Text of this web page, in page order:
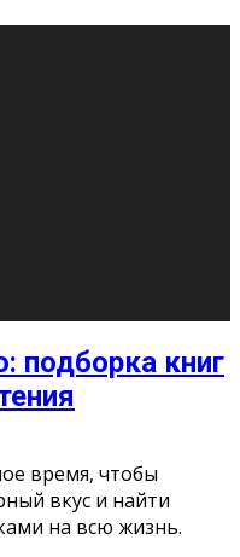
когда
твой организм
как бороться со